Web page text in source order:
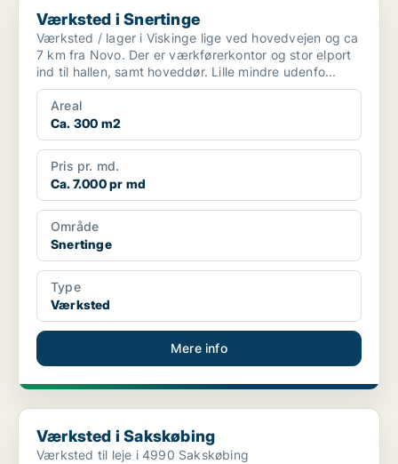
Værksted i Snertinge
Værksted / lager i Viskinge lige ved hovedvejen og ca
7 km fra Novo. Der er værkførerkontor og stor elport
ind til hallen, samt hoveddør. Lille mindre udenfo...
Areal
Ca. 300 m2
Pris pr. md.
Ca. 7.000 pr md
Område
Snertinge
Type
Værksted
Mere info
Værksted i Sakskøbing
Værksted i Sakskøbing
Værksted til leje i 4990 Sakskøbing